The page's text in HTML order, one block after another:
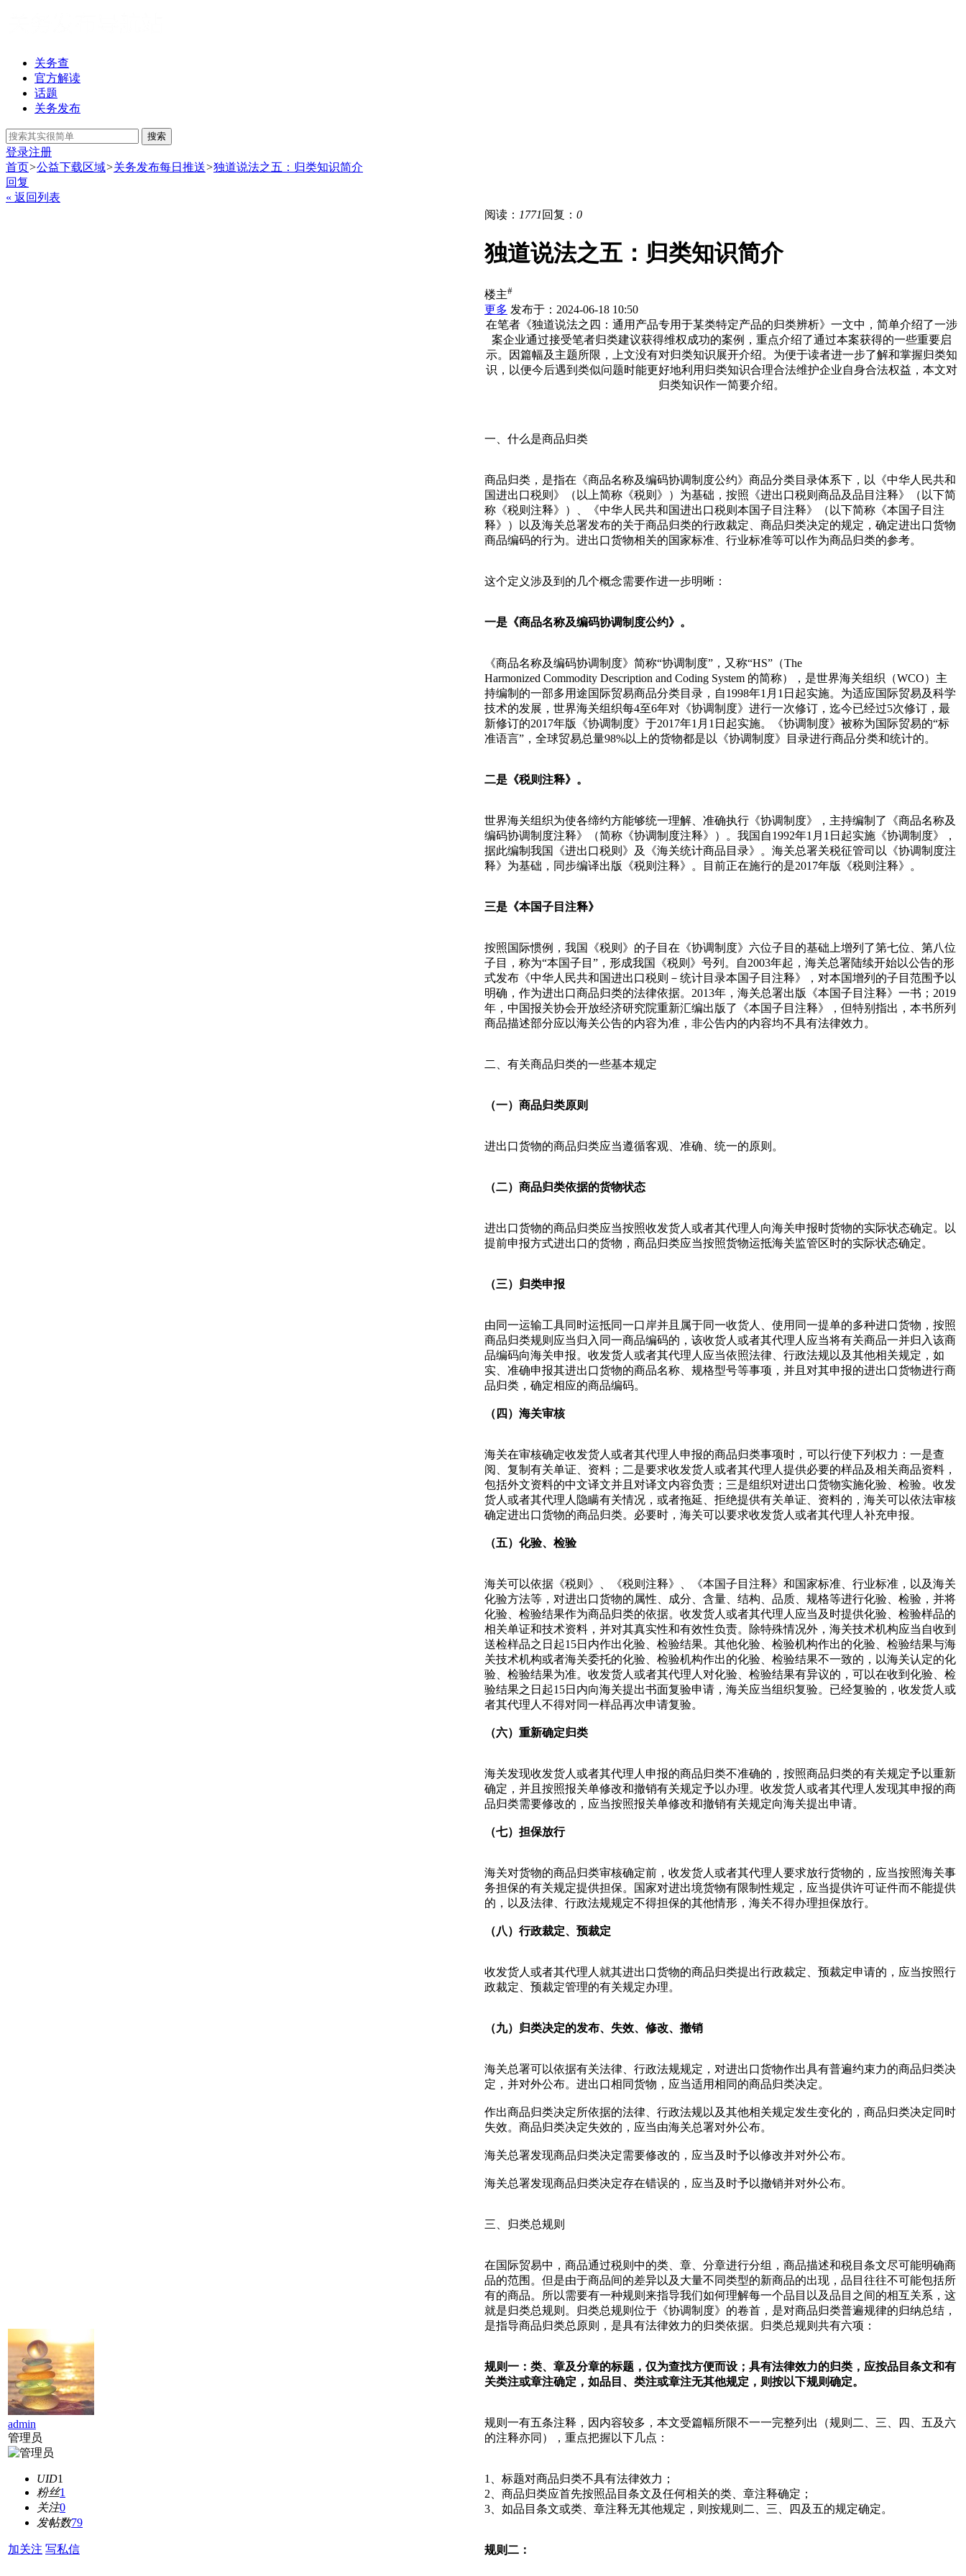
关务查
官方解读
话题
关务发布
搜索
登录注册
首页>公益下载区域>关务发布每日推送>独道说法之五：归类知识简介
回复
« 返回列表
admin
管理员
UID1
粉丝1
关注0
发帖数79
加关注 写私信
阅读： 1771 回复： 0
独道说法之五：归类知识简介
楼主#
更多 发布于：2024-06-18 10:50
在笔者《独道说法之四：通用产品专用于某类特定产品的归类辨析》一文中，简单介绍了一涉
案企业通过接受笔者归类建议获得维权成功的案例，重点介绍了通过本案获得的一些重要启
示。因篇幅及主题所限，上文没有对归类知识展开介绍。为便于读者进一步了解和掌握归类知
识，以便今后遇到类似问题时能更好地利用归类知识合理合法维护企业自身合法权益，本文对
归类知识作一简要介绍。
一、什么是商品归类
商品归类，是指在《商品名称及编码协调制度公约》商品分类目录体系下，以《中华人民共和
国进出口税则》（以上简称《税则》）为基础，按照《进出口税则商品及品目注释》（以下简
称《税则注释》）、《中华人民共和国进出口税则本国子目注释》（以下简称《本国子目注
释》）以及海关总署发布的关于商品归类的行政裁定、商品归类决定的规定，确定进出口货物
商品编码的行为。进出口货物相关的国家标准、行业标准等可以作为商品归类的参考。
这个定义涉及到的几个概念需要作进一步明晰：
一是《商品名称及编码协调制度公约》。
《商品名称及编码协调制度》简称“协调制度”，又称“HS”（The
Harmonized Commodity Description and Coding System 的简称），是世界海关组织（WCO）主
持编制的一部多用途国际贸易商品分类目录，自1998年1月1日起实施。为适应国际贸易及科学
技术的发展，世界海关组织每4至6年对《协调制度》进行一次修订，迄今已经过5次修订，最
新修订的2017年版《协调制度》于2017年1月1日起实施。《协调制度》被称为国际贸易的“标
准语言”，全球贸易总量98%以上的货物都是以《协调制度》目录进行商品分类和统计的。
二是《税则注释》。
世界海关组织为使各缔约方能够统一理解、准确执行《协调制度》，主持编制了《商品名称及
编码协调制度注释》（简称《协调制度注释》）。我国自1992年1月1日起实施《协调制度》，
据此编制我国《进出口税则》及《海关统计商品目录》。海关总署关税征管司以《协调制度注
释》为基础，同步编译出版《税则注释》。目前正在施行的是2017年版《税则注释》。
三是《本国子目注释》
按照国际惯例，我国《税则》的子目在《协调制度》六位子目的基础上增列了第七位、第八位
子目，称为“本国子目”，形成我国《税则》号列。自2003年起，海关总署陆续开始以公告的形
式发布《中华人民共和国进出口税则－统计目录本国子目注释》，对本国增列的子目范围予以
明确，作为进出口商品归类的法律依据。2013年，海关总署出版《本国子目注释》一书；2019
年，中国报关协会开放经济研究院重新汇编出版了《本国子目注释》，但特别指出，本书所列
商品描述部分应以海关公告的内容为准，非公告内的内容均不具有法律效力。
二、有关商品归类的一些基本规定
（一）商品归类原则
进出口货物的商品归类应当遵循客观、准确、统一的原则。
（二）商品归类依据的货物状态
进出口货物的商品归类应当按照收发货人或者其代理人向海关申报时货物的实际状态确定。以
提前申报方式进出口的货物，商品归类应当按照货物运抵海关监管区时的实际状态确定。
（三）归类申报
由同一运输工具同时运抵同一口岸并且属于同一收货人、使用同一提单的多种进口货物，按照
商品归类规则应当归入同一商品编码的，该收货人或者其代理人应当将有关商品一并归入该商
品编码向海关申报。收发货人或者其代理人应当依照法律、行政法规以及其他相关规定，如
实、准确申报其进出口货物的商品名称、规格型号等事项，并且对其申报的进出口货物进行商
品归类，确定相应的商品编码。
（四）海关审核
海关在审核确定收发货人或者其代理人申报的商品归类事项时，可以行使下列权力：一是查
阅、复制有关单证、资料；二是要求收发货人或者其代理人提供必要的样品及相关商品资料，
包括外文资料的中文译文并且对译文内容负责；三是组织对进出口货物实施化验、检验。收发
货人或者其代理人隐瞒有关情况，或者拖延、拒绝提供有关单证、资料的，海关可以依法审核
确定进出口货物的商品归类。必要时，海关可以要求收发货人或者其代理人补充申报。
（五）化验、检验
海关可以依据《税则》、《税则注释》、《本国子目注释》和国家标准、行业标准，以及海关
化验方法等，对进出口货物的属性、成分、含量、结构、品质、规格等进行化验、检验，并将
化验、检验结果作为商品归类的依据。收发货人或者其代理人应当及时提供化验、检验样品的
相关单证和技术资料，并对其真实性和有效性负责。除特殊情况外，海关技术机构应当自收到
送检样品之日起15日内作出化验、检验结果。其他化验、检验机构作出的化验、检验结果与海
关技术机构或者海关委托的化验、检验机构作出的化验、检验结果不一致的，以海关认定的化
验、检验结果为准。收发货人或者其代理人对化验、检验结果有异议的，可以在收到化验、检
验结果之日起15日内向海关提出书面复验申请，海关应当组织复验。已经复验的，收发货人或
者其代理人不得对同一样品再次申请复验。
（六）重新确定归类
海关发现收发货人或者其代理人申报的商品归类不准确的，按照商品归类的有关规定予以重新
确定，并且按照报关单修改和撤销有关规定予以办理。收发货人或者其代理人发现其申报的商
品归类需要修改的，应当按照报关单修改和撤销有关规定向海关提出申请。
（七）担保放行
海关对货物的商品归类审核确定前，收发货人或者其代理人要求放行货物的，应当按照海关事
务担保的有关规定提供担保。国家对进出境货物有限制性规定，应当提供许可证件而不能提供
的，以及法律、行政法规规定不得担保的其他情形，海关不得办理担保放行。
（八）行政裁定、预裁定
收发货人或者其代理人就其进出口货物的商品归类提出行政裁定、预裁定申请的，应当按照行
政裁定、预裁定管理的有关规定办理。
（九）归类决定的发布、失效、修改、撤销
海关总署可以依据有关法律、行政法规规定，对进出口货物作出具有普遍约束力的商品归类决
定，并对外公布。进出口相同货物，应当适用相同的商品归类决定。
作出商品归类决定所依据的法律、行政法规以及其他相关规定发生变化的，商品归类决定同时
失效。商品归类决定失效的，应当由海关总署对外公布。
海关总署发现商品归类决定需要修改的，应当及时予以修改并对外公布。
海关总署发现商品归类决定存在错误的，应当及时予以撤销并对外公布。
三、归类总规则
在国际贸易中，商品通过税则中的类、章、分章进行分组，商品描述和税目条文尽可能明确商
品的范围。但是由于商品间的差异以及大量不同类型的新商品的出现，品目往往不可能包括所
有的商品。所以需要有一种规则来指导我们如何理解每一个品目以及品目之间的相互关系，这
就是归类总规则。归类总规则位于《协调制度》的卷首，是对商品归类普遍规律的归纳总结，
是指导商品归类总原则，是具有法律效力的归类依据。归类总规则共有六项：
规则一：类、章及分章的标题，仅为查找方便而设；具有法律效力的归类，应按品目条文和有
关类注或章注确定，如品目、类注或章注无其他规定，则按以下规则确定。
规则一有五条注释，因内容较多，本文受篇幅所限不一一完整列出（规则二、三、四、五及六
的注释亦同），重点把握以下几点：
1、标题对商品归类不具有法律效力；
2、商品归类应首先按照品目条文及任何相关的类、章注释确定；
3、如品目条文或类、章注释无其他规定，则按规则二、三、四及五的规定确定。
规则二：